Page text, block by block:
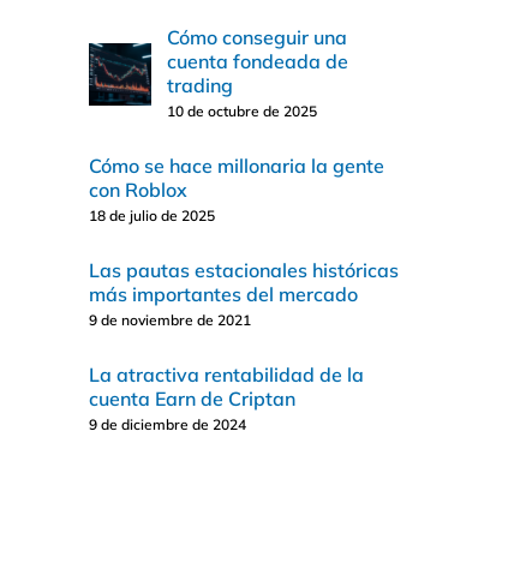
Cómo conseguir una
cuenta fondeada de
trading
10 de octubre de 2025
Cómo se hace millonaria la gente
con Roblox
18 de julio de 2025
Las pautas estacionales históricas
más importantes del mercado
9 de noviembre de 2021
La atractiva rentabilidad de la
cuenta Earn de Criptan
9 de diciembre de 2024